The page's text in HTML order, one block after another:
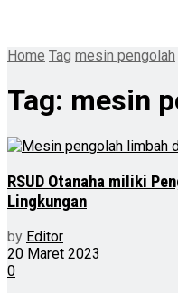
Home Tag mesin pengolah
Tag: mesin
RSUD Otanaha miliki
Lingkungan
by Editor
20 Maret 2023
0